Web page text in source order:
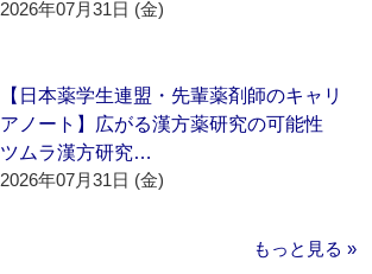
2026年07月31日 (金)
【日本薬学生連盟・先輩薬剤師のキャリ
アノート】広がる漢方薬研究の可能性
ツムラ漢方研究…
2026年07月31日 (金)
もっと見る »